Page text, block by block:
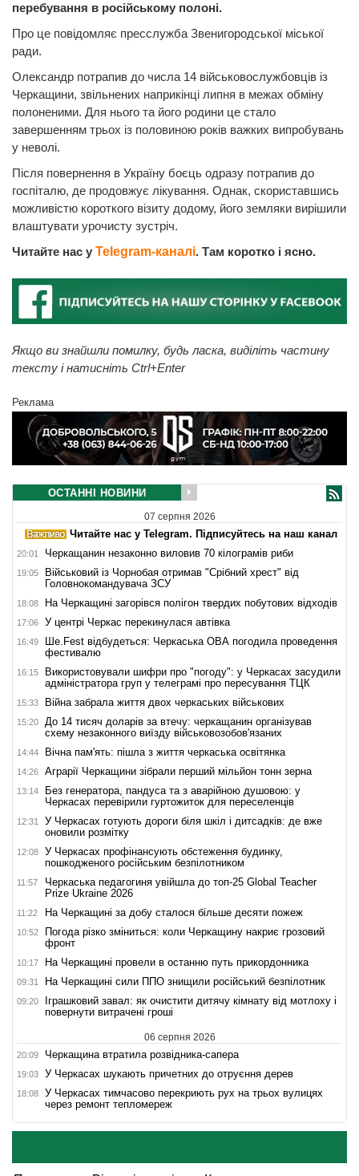
перебування в російському полоні.
Про це повідомляє пресслужба Звенигородської міської
ради.
Олександр потрапив до числа 14 військовослужбовців із
Черкащини, звільнених наприкінці липня в межах обміну
полоненими. Для нього та його родини це стало
завершенням трьох із половиною років важких випробувань
у неволі.
Після повернення в Україну боєць одразу потрапив до
госпіталю, де продовжує лікування. Однак, скориставшись
можливістю короткого візиту додому, його земляки вирішили
влаштувати урочисту зустріч.
Читайте нас у Telegram-каналі. Там коротко і ясно.
Якщо ви знайшли помилку, будь ласка, виділіть частину
тексту і натисніть Ctrl+Enter
Реклама
ОСТАННІ НОВИНИ
07 серпня 2026
Читайте нас у Telegram. Підписуйтесь на наш канал
20:01 Черкащанин незаконно виловив 70 кілограмів риби
19:05
Військовий із Чорнобая отримав "Срібний хрест" від
Головнокомандувача ЗСУ
18:08 На Черкащині загорівся полігон твердих побутових відходів
17:06 У центрі Черкас перекинулася автівка
16:49
Ше.Fest відбудеться: Черкаська ОВА погодила проведення
фестивалю
16:15
Використовували шифри про "погоду": у Черкасах засудили
адміністратора груп у телеграмі про пересування ТЦК
15:33 Війна забрала життя двох черкаських військових
15:20
До 14 тисяч доларів за втечу: черкащанин організував
схему незаконного виїзду військовозобов'язаних
14:44 Вічна пам'ять: пішла з життя черкаська освітянка
14:26 Аграрії Черкащини зібрали перший мільйон тонн зерна
13:14
Без генератора, пандуса та з аварійною душовою: у
Черкасах перевірили гуртожиток для переселенців
12:31
У Черкасах готують дороги біля шкіл і дитсадків: де вже
оновили розмітку
12:08
У Черкасах профінансують обстеження будинку,
пошкодженого російським безпілотником
11:57
Черкаська педагогиня увійшла до топ-25 Global Teacher
Prize Ukraine 2026
11:22 На Черкащині за добу сталося більше десяти пожеж
10:52
Погода різко зміниться: коли Черкащину накриє грозовий
фронт
10:17 На Черкащині провели в останню путь прикордонника
09:31 На Черкащині сили ППО знищили російський безпілотник
09:20
Іграшковий завал: як очистити дитячу кімнату від мотлоху і
повернути витрачені гроші
06 серпня 2026
20:09 Черкащина втратила розвідника-сапера
19:03 У Черкасах шукають причетних до отруєння дерев
18:08
У Черкасах тимчасово перекриють рух на трьох вулицях
через ремонт тепломереж